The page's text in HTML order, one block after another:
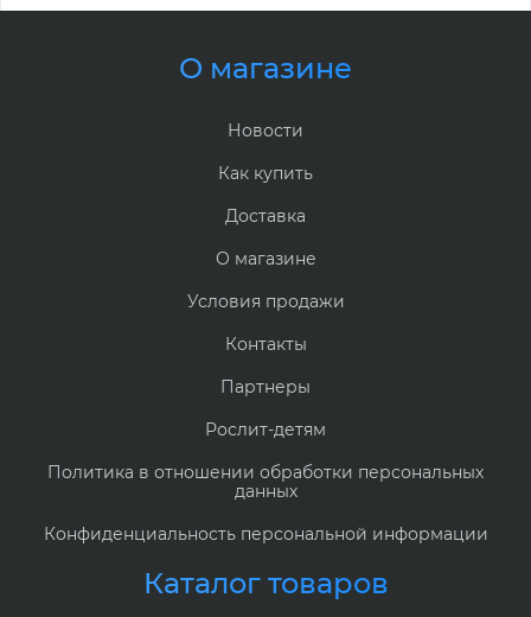
О магазине
Новости
Как купить
Доставка
О магазине
Условия продажи
Контакты
Партнеры
Рослит-детям
Политика в отношении обработки персональных
данных
Конфиденциальность персональной информации
Каталог товаров